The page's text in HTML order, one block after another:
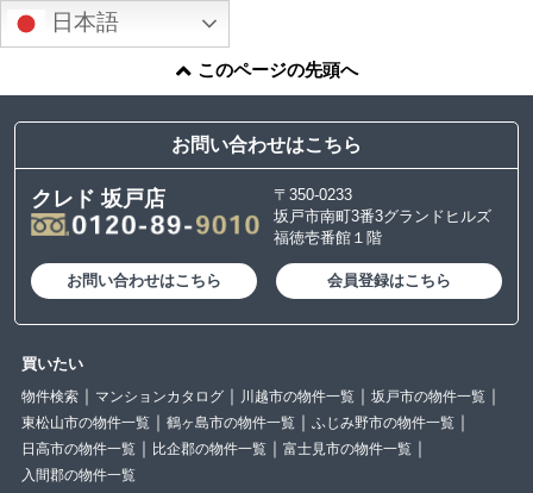
日本語
このページの先頭へ
お問い合わせはこちら
クレド 坂戸店
〒350-0233
坂戸市南町3番3グランドヒルズ
福徳壱番館１階
お問い合わせはこちら 会員登録はこちら
買いたい
物件検索 マンションカタログ 川越市の物件一覧
坂戸市の物件一覧
東松山市の物件一覧
鶴ヶ島市の物件一覧
ふじみ野市の物件一覧
日高市の物件一覧
比企郡の物件一覧
富士見市の物件一覧
入間郡の物件一覧